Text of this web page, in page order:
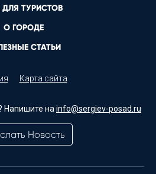
ДЛЯ ТУРИСТОВ
О ГОРОДЕ
СТАТЬИ
Карта сайта
Напишите на info@sergiev-posad.ru
Новость